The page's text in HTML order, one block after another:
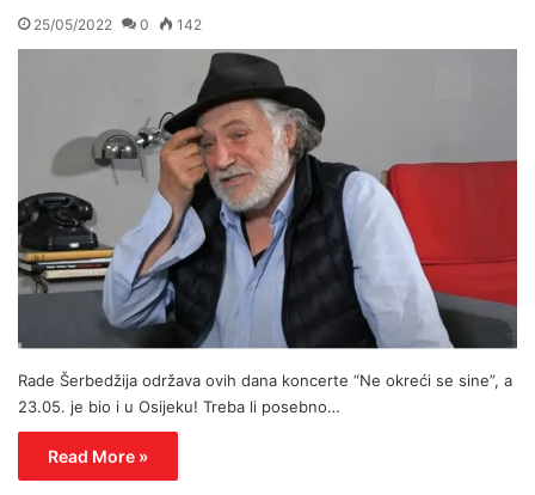
25/05/2022 0 142
Rade Šerbedžija održava ovih dana koncerte “Ne okreći se sine”, a
23.05. je bio i u Osijeku! Treba li posebno…
Read More »